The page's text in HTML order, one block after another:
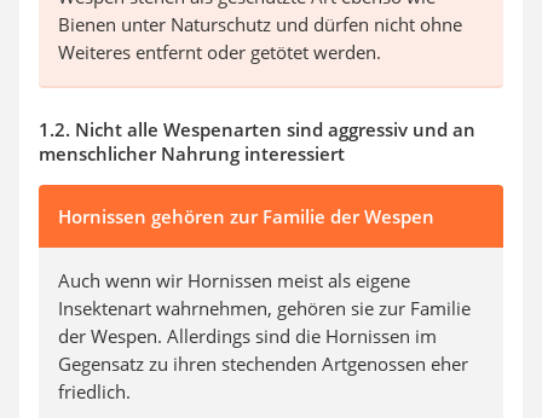
Bienen unter Naturschutz und dürfen nicht ohne
Weiteres entfernt oder getötet werden.
1.2. Nicht alle Wespenarten sind aggressiv und an
menschlicher Nahrung interessiert
Hornissen gehören zur Familie der Wespen
Auch wenn wir Hornissen meist als eigene
Insektenart wahrnehmen, gehören sie zur Familie
der Wespen. Allerdings sind die Hornissen im
Gegensatz zu ihren stechenden Artgenossen eher
friedlich.